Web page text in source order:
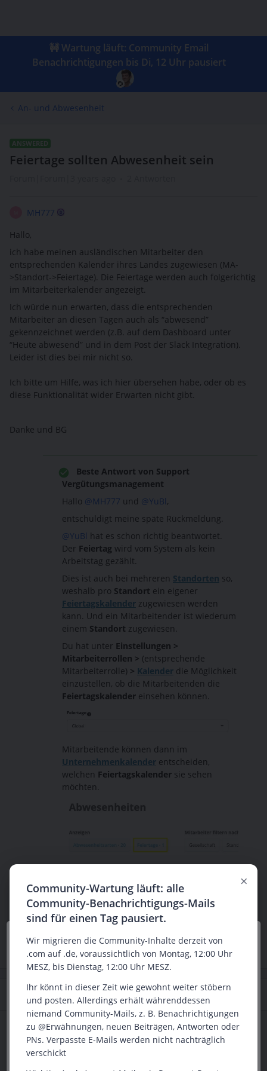
🚧 Wartung läuft: Community Email
Benachrichtigungen bis Di, 12 Uhr pausiert
An- und Abwesenheit
ANSWERED
Feiertage sollten Abwesenheit sein
MH777
Hallo,
ich habe meinen ausländischen Mitarbeiter den
entsprechenden Kalender ihres Landes zugewiesen (MA-
>Standort->Feiertage). Die Feiertage werden auch folgerichtig
im Mitarbeiterkalender angezeigt.
Ich würde nun erwarten, dass die entsprechenden
Mitarbeiter an diesen Tagen auch als “abwesend”
gekennzeichnet werden (z.B. auf dem Dashboard unter
“Heute abwesend” und in dem Post der Slack Integration).
Leider ist dies bei mir nicht so.
Ich bitte um Hilfe, was ich hier übersehen habe, oder ob es
diese Funktionalität wider Erwarten nicht gibt.
Danke und BG
Beste Antwort von Support
Vergütungsmanagement
Hallo @MH777 und @YuBl,
entschuldigt meine späte Rückmeldung.
@YuBl hat es schon richtig beantwortet.
Der Feiertag wird vom System als kein
Arbeitstag gezählt.
Dies ist auch bei mehreren Standorten so,
weshalb pro Standort ein eigener
Feiertagskalender zugewiesen werden
kann. Und ein Mitarbeitender ist wiederum
einem Standort zugewiesen.
Du hat unter Einstellungen >
Mitarbeiterrollen > (entsprechende
Mitarbeiterrolle) > Kalender die Möglichkeit
einzustellen, ob die Mitarbeitenden die
Feiertagskalender einsehen können.
Mitarbeitende können dann im
Unternehmenkalender entscheiden,
welchen Feiertagskalender sie sehen
möchten.
Katharina
2 Antworten
YuBl Forum|Forum|3 years ago
Hallo@MH777
×
Community-Wartung läuft: alle
Community-Benachrichtigungs-Mails
sind für einen Tag pausiert.
Wir migrieren die Community-Inhalte derzeit von
.com auf .de, voraussichtlich von Montag, 12:00 Uhr
MESZ, bis Dienstag, 12:00 Uhr MESZ.
Ihr könnt in dieser Zeit wie gewohnt weiter stöbern
und posten. Allerdings erhält währenddessen
niemand Community-Mails, z. B. Benachrichtigungen
zu @Erwähnungen, neuen Beiträgen, Antworten oder
PNs. Verpasste E-Mails werden nicht nachträglich
verschickt
Wir verwenden Cookies insbesondere, um Ihr
Nutzungserlebnis auf unserer Website zu verbessern.
Sie helfen uns besser zu verstehen wie unsere
anpassen und Werbung schalten können. Durch
Akzeptieren erklären Sie sich damit einverstanden.
Ihre Einwilligung können Sie jederzeit mit Wirkung für
die Zukunft widerrufen oder ändern.
Akzeptieren